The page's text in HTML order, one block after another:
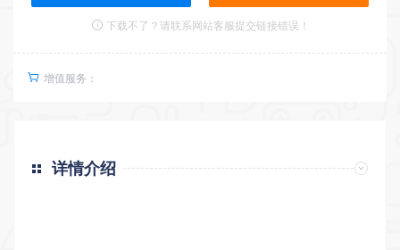
下载不了？请联系网站客服提交链接错误！
增值服务：
详情介绍